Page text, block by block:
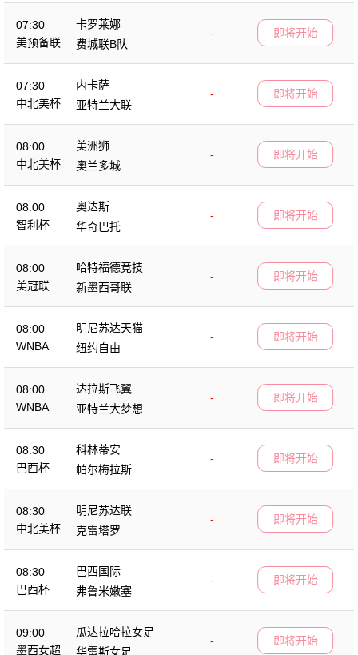
07:30
美预备联
卡罗莱娜
-
费城联B队
即将开始
07:30
中北美杯
内卡萨
-
亚特兰大联
即将开始
08:00
中北美杯
美洲狮
-
奥兰多城
即将开始
08:00
智利杯
奥达斯
-
华奇巴托
即将开始
08:00
美冠联
哈特福德竞技
-
新墨西哥联
即将开始
08:00
WNBA
明尼苏达天猫
-
纽约自由
即将开始
08:00
WNBA
达拉斯飞翼
-
亚特兰大梦想
即将开始
08:30
巴西杯
科林蒂安
-
帕尔梅拉斯
即将开始
08:30
中北美杯
明尼苏达联
-
克雷塔罗
即将开始
08:30
巴西杯
巴西国际
-
弗鲁米嫩塞
即将开始
09:00
墨西女超
瓜达拉哈拉女足
-
华雷斯女足
即将开始